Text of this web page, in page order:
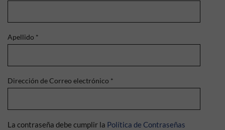
Apellido *
Dirección de Correo electrónico *
La contraseña debe cumplir la Política de Contraseñas